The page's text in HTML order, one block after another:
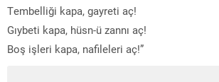
Tembelliği kapa, gayreti aç!
Gıybeti kapa, hüsn-ü zannı aç!
Boş işleri kapa, nafileleri aç!”